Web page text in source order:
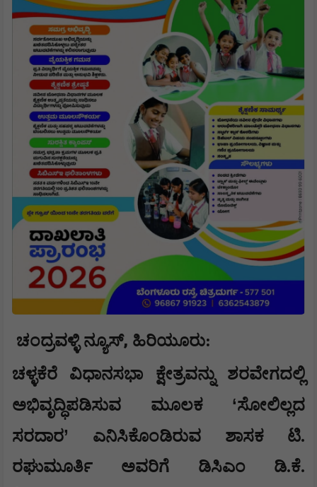
ಚಂದ್ರವಳ್ಳಿ ನ್ಯೂಸ್, ಹಿರಿಯೂರು:
ಚಳ್ಳಕೆರೆ ವಿಧಾನಸಭಾ ಕ್ಷೇತ್ರವನ್ನು ಶರವೇಗದಲ್ಲಿ
ಅಭಿವೃದ್ಧಿಪಡಿಸುವ ಮೂಲಕ ‘ಸೋಲಿಲ್ಲದ
ಸರದಾರ’ ಎನಿಸಿಕೊಂಡಿರುವ ಶಾಸಕ ಟಿ.
ರಘುಮೂರ್ತಿ ಅವರಿಗೆ ಡಿಸಿಎಂ ಡಿ.ಕೆ.